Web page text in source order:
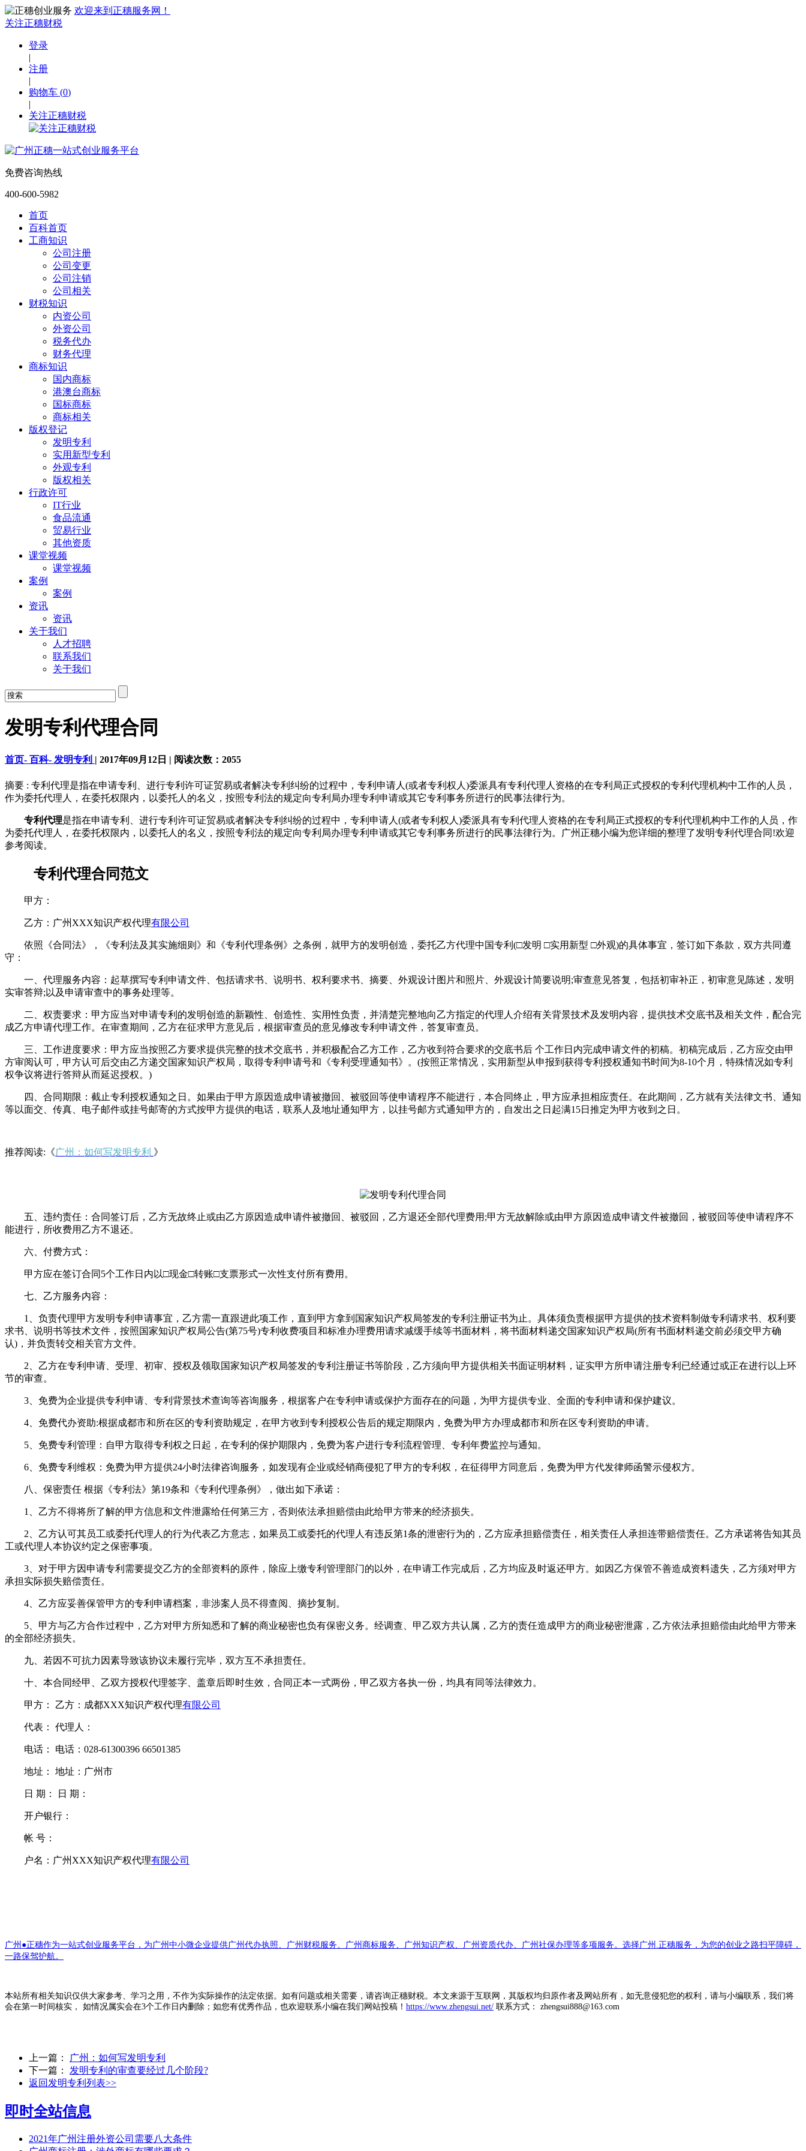
欢迎来到正穗服务网！
关注正穗财税
登录
|
注册
|
购物车 (0)
|
关注正穗财税
免费咨询热线
400-600-5982
首页
百科首页
工商知识
公司注册
公司变更
公司注销
公司相关
财税知识
内资公司
外资公司
税务代办
财务代理
商标知识
国内商标
港澳台商标
国标商标
商标相关
版权登记
发明专利
实用新型专利
外观专利
版权相关
行政许可
IT行业
食品流通
贸易行业
其他资质
课堂视频
课堂视频
案例
案例
资讯
资讯
关于我们
人才招聘
联系我们
关于我们
发明专利代理合同
首页- 百科- 发明专利 | 2017年09月12日 | 阅读次数： 2055
摘要 : 专利代理是指在申请专利、进行专利许可证贸易或者解决专利纠纷的过程中，专利申请人(或者专利权人)委派具有专利代理人资格的在专利局正式授权的专利代理机构中工作的人员，
作为委托代理人，在委托权限内，以委托人的名义，按照专利法的规定向专利局办理专利申请或其它专利事务所进行的民事法律行为。
专利代理是指在申请专利、进行专利许可证贸易或者解决专利纠纷的过程中，专利申请人(或者专利权人)委派具有专利代理人资格的在专利局正式授权的专利代理机构中工作的人员，作
为委托代理人，在委托权限内，以委托人的名义，按照专利法的规定向专利局办理专利申请或其它专利事务所进行的民事法律行为。广州正穗小编为您详细的整理了发明专利代理合同!欢迎
参考阅读。
专利代理合同范文
甲方：
乙方：广州XXX知识产权代理有限公司
依照《合同法》，《专利法及其实施细则》和《专利代理条例》之条例，就甲方的发明创造，委托乙方代理中国专利(□发明 □实用新型 □外观)的具体事宜，签订如下条款，双方共同遵
守：
一、代理服务内容：起草撰写专利申请文件、包括请求书、说明书、权利要求书、摘要、外观设计图片和照片、外观设计简要说明;审查意见答复，包括初审补正，初审意见陈述，发明
实审答辩;以及申请审查中的事务处理等。
二、权责要求：甲方应当对申请专利的发明创造的新颖性、创造性、实用性负责，并清楚完整地向乙方指定的代理人介绍有关背景技术及发明内容，提供技术交底书及相关文件，配合完
成乙方申请代理工作。在审查期间，乙方在征求甲方意见后，根据审查员的意见修改专利申请文件，答复审查员。
三、工作进度要求：甲方应当按照乙方要求提供完整的技术交底书，并积极配合乙方工作，乙方收到符合要求的交底书后 个工作日内完成申请文件的初稿。初稿完成后，乙方应交由甲
方审阅认可，甲方认可后交由乙方递交国家知识产权局，取得专利申请号和《专利受理通知书》。(按照正常情况，实用新型从申报到获得专利授权通知书时间为8-10个月，特殊情况如专利
权争议将进行答辩从而延迟授权。)
四、合同期限：截止专利授权通知之日。如果由于甲方原因造成申请被撤回、被驳回等使申请程序不能进行，本合同终止，甲方应承担相应责任。在此期间，乙方就有关法律文书、通知
等以面交、传真、电子邮件或挂号邮寄的方式按甲方提供的电话，联系人及地址通知甲方，以挂号邮方式通知甲方的，自发出之日起满15日推定为甲方收到之日。
推荐阅读:《广州：如何写发明专利 》
五、违约责任：合同签订后，乙方无故终止或由乙方原因造成申请件被撤回、被驳回，乙方退还全部代理费用;甲方无故解除或由甲方原因造成申请文件被撤回，被驳回等使申请程序不
能进行，所收费用乙方不退还。
六、付费方式：
甲方应在签订合同5个工作日内以□现金□转账□支票形式一次性支付所有费用。
七、乙方服务内容：
1、负责代理甲方发明专利申请事宜，乙方需一直跟进此项工作，直到甲方拿到国家知识产权局签发的专利注册证书为止。具体须负责根据甲方提供的技术资料制做专利请求书、权利要
求书、说明书等技术文件，按照国家知识产权局公告(第75号)专利收费项目和标准办理费用请求减缓手续等书面材料，将书面材料递交国家知识产权局(所有书面材料递交前必须交甲方确
认)，并负责转交相关官方文件。
2、乙方在专利申请、受理、初审、授权及领取国家知识产权局签发的专利注册证书等阶段，乙方须向甲方提供相关书面证明材料，证实甲方所申请注册专利已经通过或正在进行以上环
节的审查。
3、免费为企业提供专利申请、专利背景技术查询等咨询服务，根据客户在专利申请或保护方面存在的问题，为甲方提供专业、全面的专利申请和保护建议。
4、免费代办资助:根据成都市和所在区的专利资助规定，在甲方收到专利授权公告后的规定期限内，免费为甲方办理成都市和所在区专利资助的申请。
5、免费专利管理：自甲方取得专利权之日起，在专利的保护期限内，免费为客户进行专利流程管理、专利年费监控与通知。
6、免费专利维权：免费为甲方提供24小时法律咨询服务，如发现有企业或经销商侵犯了甲方的专利权，在征得甲方同意后，免费为甲方代发律师函警示侵权方。
八、保密责任 根据《专利法》第19条和《专利代理条例》，做出如下承诺：
1、乙方不得将所了解的甲方信息和文件泄露给任何第三方，否则依法承担赔偿由此给甲方带来的经济损失。
2、乙方认可其员工或委托代理人的行为代表乙方意志，如果员工或委托的代理人有违反第1条的泄密行为的，乙方应承担赔偿责任，相关责任人承担连带赔偿责任。乙方承诺将告知其员
工或代理人本协议约定之保密事项。
3、对于甲方因申请专利需要提交乙方的全部资料的原件，除应上缴专利管理部门的以外，在申请工作完成后，乙方均应及时返还甲方。如因乙方保管不善造成资料遗失，乙方须对甲方
承担实际损失赔偿责任。
4、乙方应妥善保管甲方的专利申请档案，非涉案人员不得查阅、摘抄复制。
5、甲方与乙方合作过程中，乙方对甲方所知悉和了解的商业秘密也负有保密义务。经调查、甲乙双方共认属，乙方的责任造成甲方的商业秘密泄露，乙方依法承担赔偿由此给甲方带来
的全部经济损失。
九、若因不可抗力因素导致该协议未履行完毕，双方互不承担责任。
十、本合同经甲、乙双方授权代理签字、盖章后即时生效，合同正本一式两份，甲乙双方各执一份，均具有同等法律效力。
甲方： 乙方：成都XXX知识产权代理有限公司
代表： 代理人：
电话： 电话：028-61300396 66501385
地址： 地址：广州市
日 期： 日 期：
开户银行：
帐 号：
户名：广州XXX知识产权代理有限公司
广州●正穗作为一站式创业服务平台，为广州中小微企业提供广州代办执照、广州财税服务、广州商标服务、广州知识产权、广州资质代办、广州社保办理等多项服务。选择广州.正穗服务，为您的创业之路扫平障碍，
一路保驾护航。
本站所有相关知识仅供大家参考、学习之用，不作为实际操作的法定依据。如有问题或相关需要，请咨询正穗财税。本文来源于互联网，其版权均归原作者及网站所有，如无意侵犯您的权利，请与小编联系，我们将
会在第一时间核实， 如情况属实会在3个工作日内删除；如您有优秀作品，也欢迎联系小编在我们网站投稿！ https://www.zhengsui.net/ 联系方式： zhengsui888@163.com
上一篇： 广州：如何写发明专利
下一篇： 发明专利的审查要经过几个阶段?
返回发明专利列表>>
即时全站信息
2021年广州注册外资公司需要八大条件